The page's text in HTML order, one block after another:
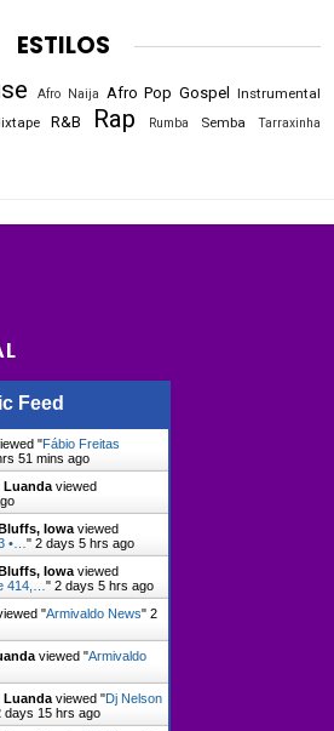
ESTILOS
Afro Naija Afro Pop Gospel Instrumental
R&B Rap Rumba Semba Tarraxinha
Feed
"Fábio Freitas
51 mins ago
Luanda viewed
Iowa viewed
•…"2 days 5 hrs ago
Iowa viewed
414,…"2 days 5 hrs ago
"Armivaldo News"2
viewed "Armivaldo
Luanda viewed "Dj Nelson
days 15 hrs ago